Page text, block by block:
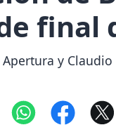
final
y